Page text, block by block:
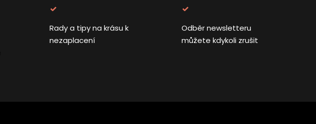
Rady a tipy na krásu k
nezaplacení
Odběr newsletteru
můžete kdykoli zrušit